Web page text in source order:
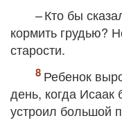
– Кто бы
кормить грудью?
старости.
Ребенок
день, когда Исаак
устроил большой